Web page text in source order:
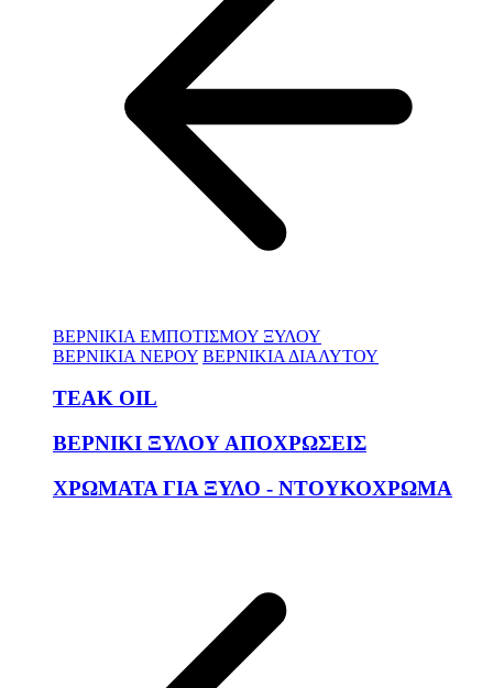
ΒΕΡΝΙΚΙΑ ΕΜΠΟΤΙΣΜΟΥ ΞΥΛΟΥ
ΒΕΡΝΙΚΙΑ ΝΕΡΟΥ ΒΕΡΝΙΚΙΑ ΔΙΑΛΥΤΟΥ
TEAK OIL
ΒΕΡΝΙΚΙ ΞΥΛΟΥ ΑΠΟΧΡΩΣΕΙΣ
ΧΡΩΜΑΤΑ ΓΙΑ ΞΥΛΟ - ΝΤΟΥΚΟΧΡΩΜΑ